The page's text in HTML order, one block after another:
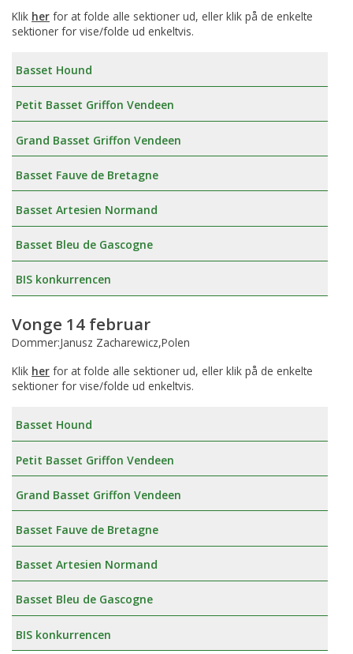
Klik her for at folde alle sektioner ud, eller klik på de enkelte
sektioner for vise/folde ud enkeltvis.
Basset Hound
Petit Basset Griffon Vendeen
Grand Basset Griffon Vendeen
Basset Fauve de Bretagne
Basset Artesien Normand
Basset Bleu de Gascogne
BIS konkurrencen
Vonge 14 februar
Dommer:Janusz Zacharewicz,Polen
Klik her for at folde alle sektioner ud, eller klik på de enkelte
sektioner for vise/folde ud enkeltvis.
Basset Hound
Petit Basset Griffon Vendeen
Grand Basset Griffon Vendeen
Basset Fauve de Bretagne
Basset Artesien Normand
Basset Bleu de Gascogne
BIS konkurrencen